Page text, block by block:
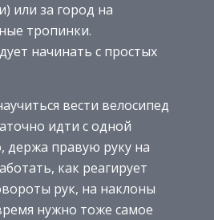
или за город на
тропинки.
начинать с простых
вести велосипед
идти с одной
держа правую руку на
как реагирует
рук, на наклоны
нужно тоже самое